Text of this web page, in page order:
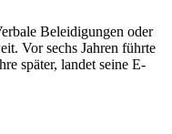
Beleidigungen oder
Vor sechs Jahren führte
später, landet seine E-